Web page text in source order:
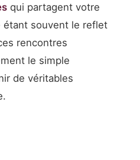
qui partagent votre
étant souvent le reflet
rencontres
le simple
de véritables